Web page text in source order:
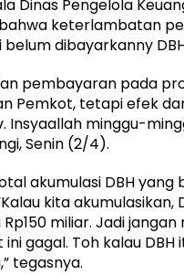
Dinas Pengelola
bahwa keterlambatan
dibayarkanny
pembayaran pada
Pemkot, tetapi efek
Insyaallah minggu-
Senin (2/4).
akumulasi DBH yang
kita akumulasikan,
miliar. Jadi
gagal. Toh kalau DBH
tegasnya.